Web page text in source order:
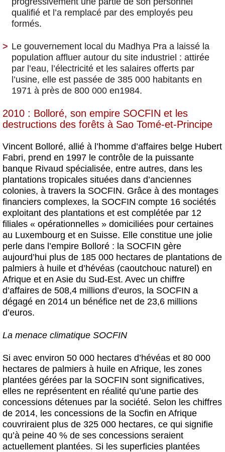
qualifié et l’a remplacé par des employés peu
formés.
Le gouvernement local du Madhya Pra a laissé la
population affluer autour du site industriel : attirée
par l’eau, l’électricité et les salaires offerts par
l’usine, elle est passée de 385 000 habitants en
1971 à près de 800 000 en1984.
2010 : Bolloré, son empire SOCFIN et les
destructions des forêts à Sao Tomé-et-Principe
Vincent Bolloré, allié à l’homme d’affaires belge Hubert
Fabri, prend en 1997 le contrôle de la puissante
banque Rivaud spécialisée, entre autres, dans les
plantations tropicales situées dans d’anciennes
colonies, à travers la SOCFIN. Grâce à des montages
financiers complexes, la SOCFIN compte 16 sociétés
exploitant des plantations et est complétée par 12
filiales « opérationnelles » domiciliées pour certaines
au Luxembourg et en Suisse. Elle constitue une jolie
perle dans l’empire Bolloré : la SOCFIN gère
aujourd’hui plus de 185 000 hectares de plantations de
palmiers à huile et d’hévéas (caoutchouc naturel) en
Afrique et en Asie du Sud-Est. Avec un chiffre
d’affaires de 508,4 millions d’euros, la SOCFIN a
dégagé en 2014 un bénéfice net de 23,6 millions
d’euros.
La menace climatique SOCFIN
Si avec environ 50 000 hectares d’hévéas et 80 000
hectares de palmiers à huile en Afrique, les zones
plantées gérées par la SOCFIN sont significatives,
elles ne représentent en réalité qu’une partie des
concessions détenues par la société. Selon les chiffres
de 2014, les concessions de la Socfin en Afrique
couvriraient plus de 325 000 hectares, ce qui signifie
qu’à peine 40 % de ses concessions seraient
actuellement plantées. Si les superficies plantées